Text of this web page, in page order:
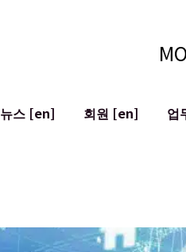
뉴스 [en] 회원 [en]
업
AI (ChatGPT 등)